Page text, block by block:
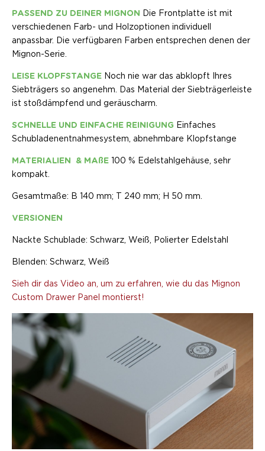
PASSEND ZU DEINER MIGNON Die Frontplatte ist mit
verschiedenen Farb- und Holzoptionen individuell
anpassbar. Die verfügbaren Farben entsprechen denen der
Mignon-Serie.
LEISE KLOPFSTANGE Noch nie war das abklopft Ihres
Siebträgers so angenehm. Das Material der Siebträgerleiste
ist stoßdämpfend und geräuscharm.
SCHNELLE UND EINFACHE REINIGUNG Einfaches
Schubladenentnahmesystem, abnehmbare Klopfstange
MATERIALIEN & MAßE
100 % Edelstahlgehäuse, sehr
kompakt.
Gesamtmaße: B 140 mm; T 240 mm; H 50 mm.
VERSIONEN
Nackte Schublade: Schwarz, Weiß, Polierter Edelstahl
Blenden: Schwarz, Weiß
Sieh dir das Video an, um zu erfahren, wie du das Mignon
Custom Drawer Panel montierst!